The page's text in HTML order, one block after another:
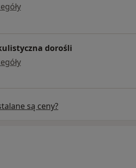
badania okulistyczne dzieci
dorośli
konsultacja okulistyczna dorośli
są ceny?